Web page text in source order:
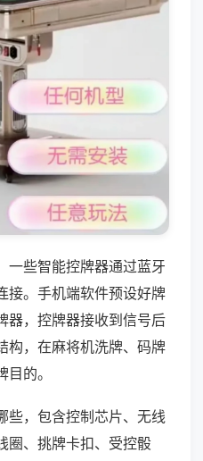
一些智能控牌器通过蓝牙
接。手机端软件预设好牌
器，控牌器接收到信号后
构，在麻将机洗牌、码牌
的。
些，包含控制芯片、无线
圈、挑牌卡扣、受控骰